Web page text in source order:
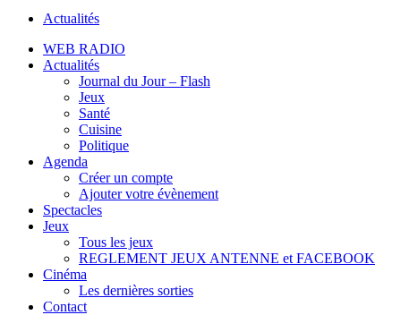
Actualités
WEB RADIO
Actualités
Journal du Jour – Flash
Jeux
Santé
Cuisine
Politique
Agenda
Créer un compte
Ajouter votre évènement
Spectacles
Jeux
Tous les jeux
REGLEMENT JEUX ANTENNE et FACEBOOK
Cinéma
Les dernières sorties
Contact